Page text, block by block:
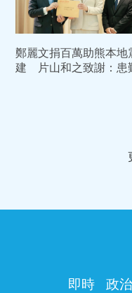
鄭麗文捐百萬助熊本地
建 片山和之致謝：患
即時 政治